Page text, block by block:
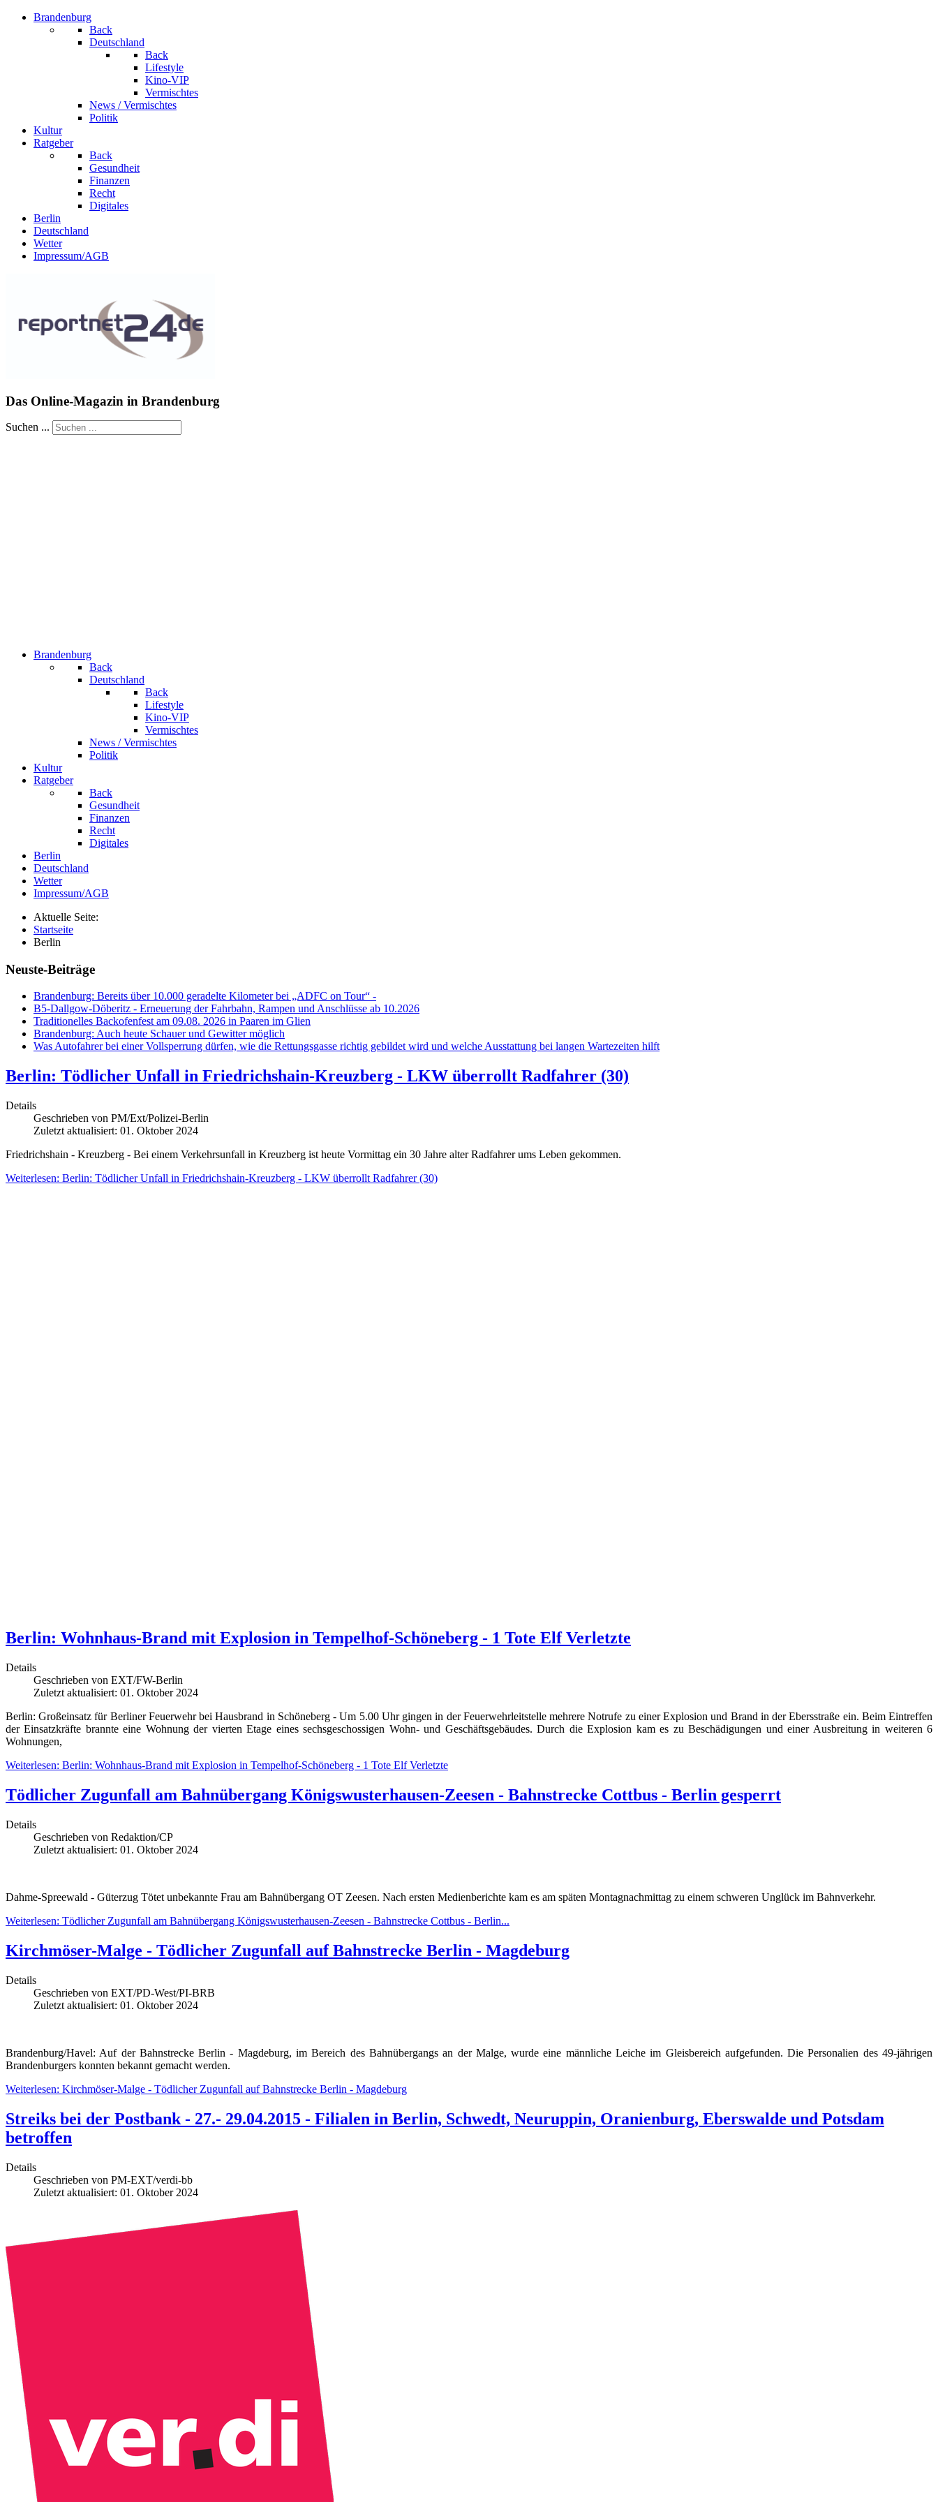
Brandenburg
Back
Deutschland
Back
Lifestyle
Kino-VIP
Vermischtes
News / Vermischtes
Politik
Kultur
Ratgeber
Back
Gesundheit
Finanzen
Recht
Digitales
Berlin
Deutschland
Wetter
Impressum/AGB
Das Online-Magazin in Brandenburg
Suchen ...
Brandenburg
Back
Deutschland
Back
Lifestyle
Kino-VIP
Vermischtes
News / Vermischtes
Politik
Kultur
Ratgeber
Back
Gesundheit
Finanzen
Recht
Digitales
Berlin
Deutschland
Wetter
Impressum/AGB
Aktuelle Seite:
Startseite
Berlin
Neuste-Beiträge
Brandenburg: Bereits über 10.000 geradelte Kilometer bei „ADFC on Tour“ -
B5-Dallgow-Döberitz - Erneuerung der Fahrbahn, Rampen und Anschlüsse ab 10.2026
Traditionelles Backofenfest am 09.08. 2026 in Paaren im Glien
Brandenburg: Auch heute Schauer und Gewitter möglich
Was Autofahrer bei einer Vollsperrung dürfen, wie die Rettungsgasse richtig gebildet wird und welche Ausstattung bei langen Wartezeiten hilft
Berlin: Tödlicher Unfall in Friedrichshain-Kreuzberg - LKW überrollt Radfahrer (30)
Details
Geschrieben von PM/Ext/Polizei-Berlin
Zuletzt aktualisiert: 01. Oktober 2024
Friedrichshain - Kreuzberg - Bei einem Verkehrsunfall in Kreuzberg ist heute Vormittag ein 30 Jahre alter Radfahrer ums Leben gekommen.
Weiterlesen: Berlin: Tödlicher Unfall in Friedrichshain-Kreuzberg - LKW überrollt Radfahrer (30)
Berlin: Wohnhaus-Brand mit Explosion in Tempelhof-Schöneberg - 1 Tote Elf Verletzte
Details
Geschrieben von EXT/FW-Berlin
Zuletzt aktualisiert: 01. Oktober 2024
Berlin: Großeinsatz für Berliner Feuerwehr bei Hausbrand in Schöneberg - Um 5.00 Uhr gingen in der Feuerwehrleitstelle mehrere Notrufe zu einer Explosion und Brand in der Ebersstraße ein. Beim Eintreffen
der Einsatzkräfte brannte eine Wohnung der vierten Etage eines sechsgeschossigen Wohn- und Geschäftsgebäudes. Durch die Explosion kam es zu Beschädigungen und einer Ausbreitung in weiteren 6
Wohnungen,
Weiterlesen: Berlin: Wohnhaus-Brand mit Explosion in Tempelhof-Schöneberg - 1 Tote Elf Verletzte
Tödlicher Zugunfall am Bahnübergang Königswusterhausen-Zeesen - Bahnstrecke Cottbus - Berlin gesperrt
Details
Geschrieben von Redaktion/CP
Zuletzt aktualisiert: 01. Oktober 2024
Dahme-Spreewald - Güterzug Tötet unbekannte Frau am Bahnübergang OT Zeesen. Nach ersten Medienberichte kam es am späten Montagnachmittag zu einem schweren Unglück im Bahnverkehr.
Weiterlesen: Tödlicher Zugunfall am Bahnübergang Königswusterhausen-Zeesen - Bahnstrecke Cottbus - Berlin...
Kirchmöser-Malge - Tödlicher Zugunfall auf Bahnstrecke Berlin - Magdeburg
Details
Geschrieben von EXT/PD-West/PI-BRB
Zuletzt aktualisiert: 01. Oktober 2024
Brandenburg/Havel: Auf der Bahnstrecke Berlin - Magdeburg, im Bereich des Bahnübergangs an der Malge, wurde eine männliche Leiche im Gleisbereich aufgefunden. Die Personalien des 49-jährigen
Brandenburgers konnten bekannt gemacht werden.
Weiterlesen: Kirchmöser-Malge - Tödlicher Zugunfall auf Bahnstrecke Berlin - Magdeburg
Streiks bei der Postbank - 27.- 29.04.2015 - Filialen in Berlin, Schwedt, Neuruppin, Oranienburg, Eberswalde und Potsdam
betroffen
Details
Geschrieben von PM-EXT/verdi-bb
Zuletzt aktualisiert: 01. Oktober 2024